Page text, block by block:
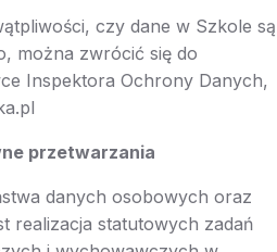
czy dane w Szkole są
można zwrócić się do
Inspektora Ochrony Danych,
przetwarzania
danych osobowych oraz
realizacja statutowych zadań